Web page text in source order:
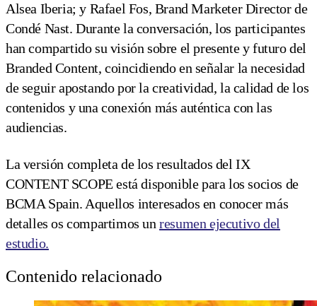
Alsea Iberia; y Rafael Fos, Brand Marketer Director de
Condé Nast. Durante la conversación, los participantes
han compartido su visión sobre el presente y futuro del
Branded Content, coincidiendo en señalar la necesidad
de seguir apostando por la creatividad, la calidad de los
contenidos y una conexión más auténtica con las
audiencias.
La versión completa de los resultados del IX
CONTENT SCOPE está disponible para los socios de
BCMA Spain. Aquellos interesados en conocer más
detalles os compartimos unresumen ejecutivo del
estudio.
Contenido relacionado